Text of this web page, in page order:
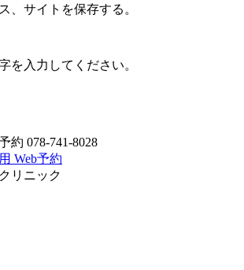
、サイトを保存する。
を入力してください。